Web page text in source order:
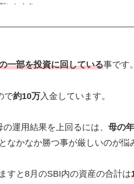
いします。
一部を投資に回している事です。
で約10万 入金しています。
運用結果を上回るには、 母の
なかなか勝つ事が厳しいのが悩
すと8月のSBI内の資産の合計は